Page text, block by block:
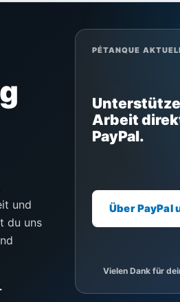
und
du uns
PÉTANQUE
Arbeit
PayPal.
Über PayPal
Vielen Dank für